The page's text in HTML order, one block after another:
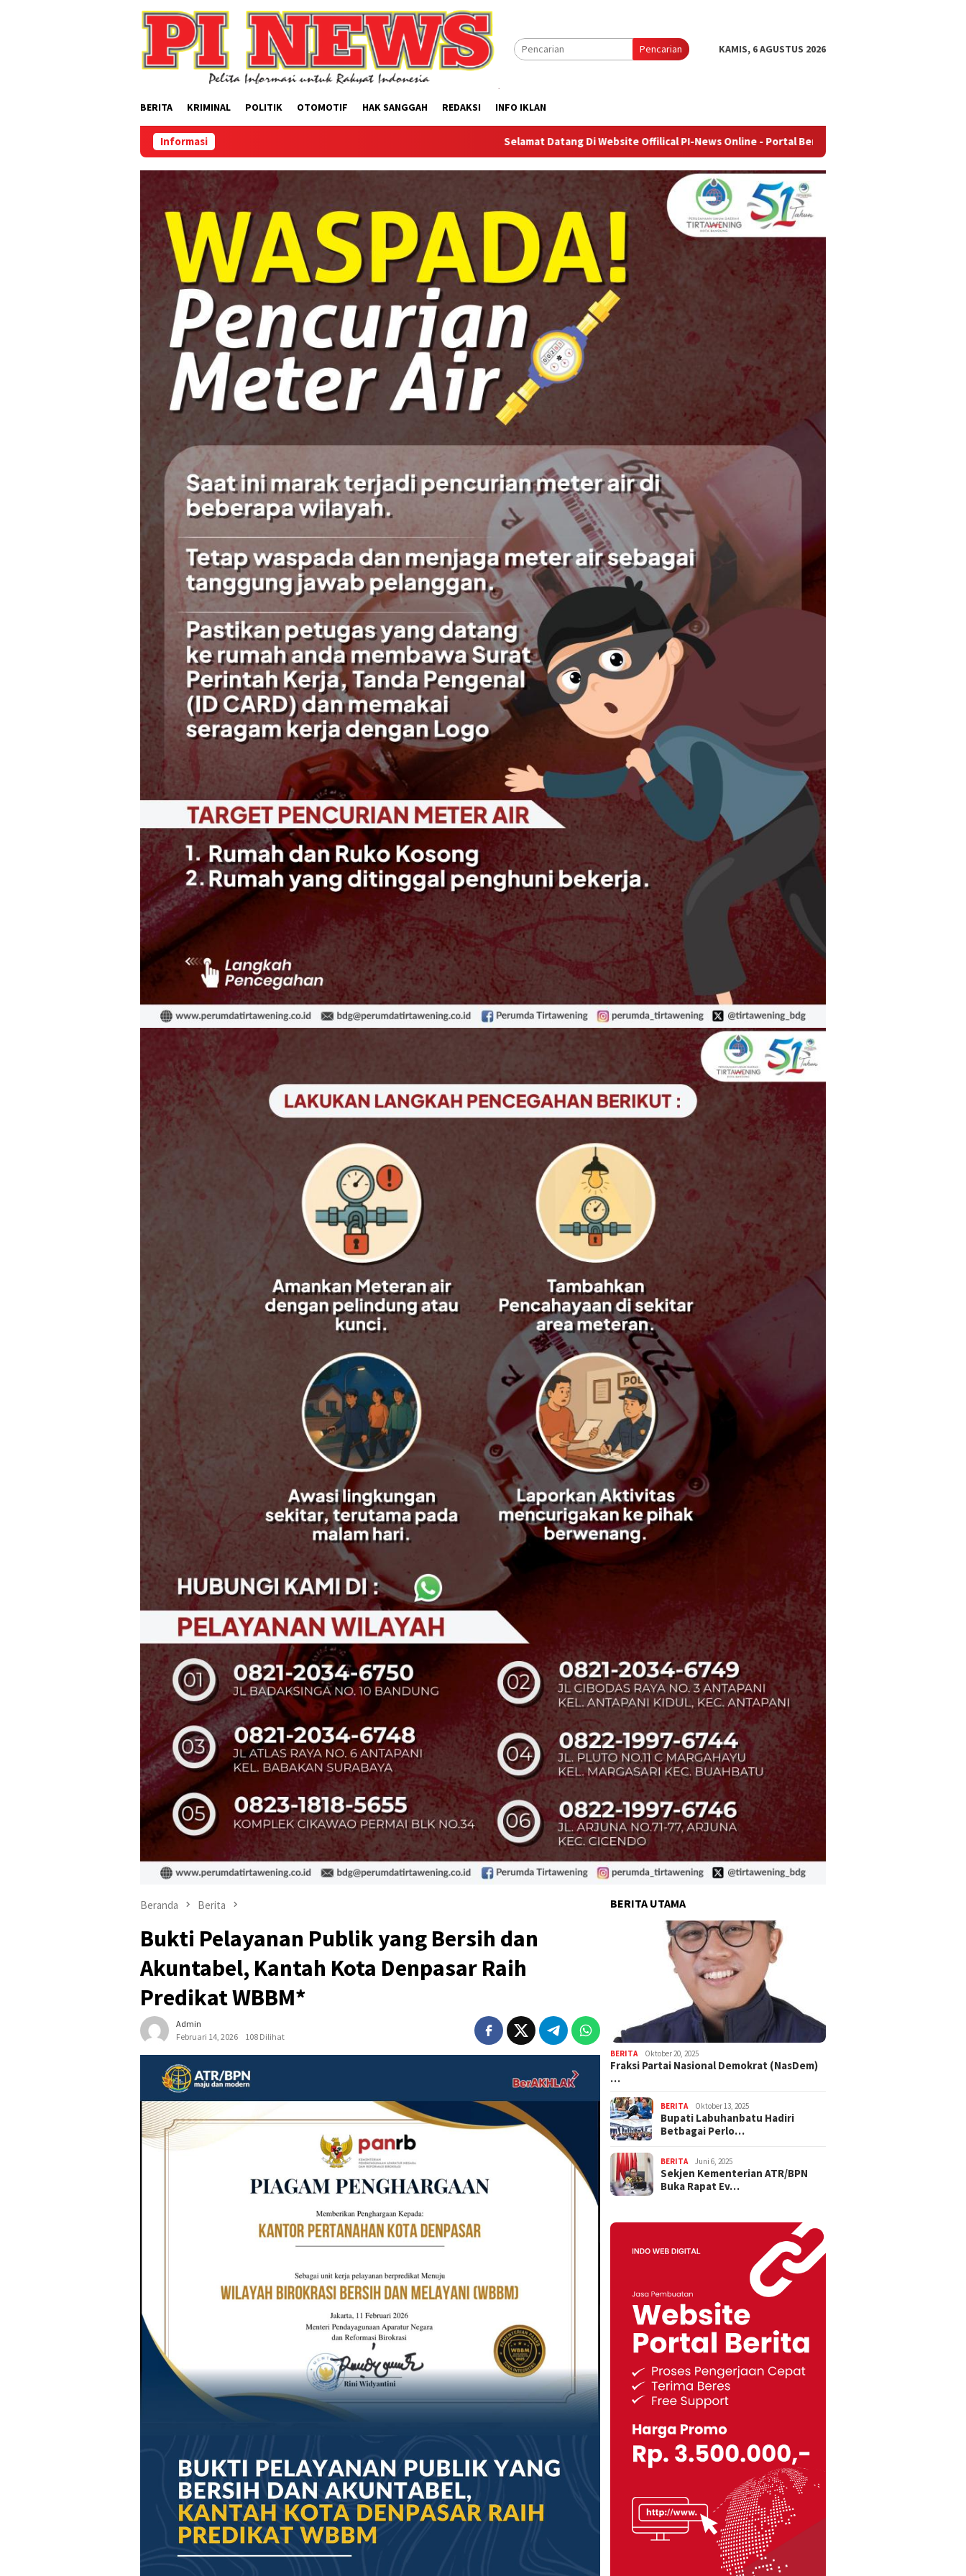
Pencarian
KAMIS, 6 AGUSTUS 2026
BERITA KRIMINAL POLITIK OTOMOTIF HAK SANGGAH REDAKSI INFO IKLAN
Informasi Selamat Datang Di Website Offilical PI-News Online - Portal Berita Terupdate & Terpercaya
Beranda Berita
Bukti Pelayanan Publik yang Bersih dan
Akuntabel, Kantah Kota Denpasar Raih
Predikat WBBM*
Admin
Februari 14, 2026
108 Dilihat
BERITA UTAMA
BERITA Oktober 20, 2025
Fraksi Partai Nasional Demokrat (NasDem)
…
BERITA Oktober 13, 2025
Bupati Labuhanbatu Hadiri
Betbagai Perlo…
BERITA Juni 6, 2025
Sekjen Kementerian ATR/BPN
Buka Rapat Ev…